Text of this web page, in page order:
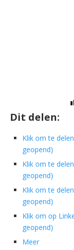
Dit delen:
Klik om te
geopend)
Klik om te
geopend)
Klik om te
geopend)
Klik om op
geopend)
Meer